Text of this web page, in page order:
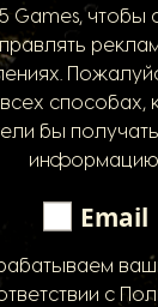
Games, чтобы
способах,
бы
Email
с